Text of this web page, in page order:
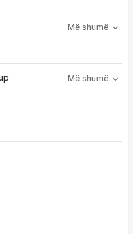
Më shumë
zëvendësim apo kthim
Më shumë
periudhën prej kur
njoftimit për verifikim
SMS-it.
arrin sipas afatit kohor të
në vazhdimësi
së porosisë suaj, duke
në depon tonë, dhe
ndërkombëtare ndikojnë që